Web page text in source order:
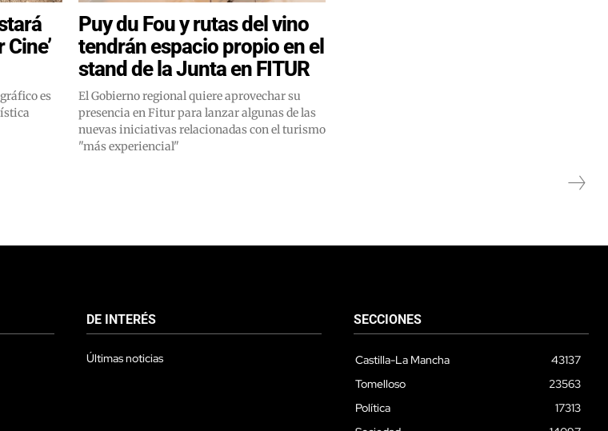
es
Puy du Fou y rutas del vino
tendrán espacio propio en el
stand de la Junta en FITUR
El Gobierno regional quiere aprovechar su
presencia en Fitur para lanzar algunas de las
nuevas iniciativas relacionadas con el turismo
"más experiencial"
DE INTERÉS
Últimas noticias
SECCIONES
Castilla-La Mancha
43137
Tomelloso
23563
Política
17313